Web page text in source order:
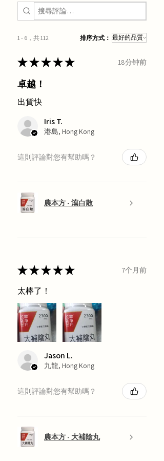
1 - 6，共 112 排序方式：
★★★★★ 18分钟前
卓越！
出貨快
Iris T.
港島, Hong Kong
這則評論對您有幫助嗎？
農本方 - 瀉白散
★★★★★ 7个月前
太棒了！
Jason L.
九龍, Hong Kong
這則評論對您有幫助嗎？
農本方 - 大補陰丸